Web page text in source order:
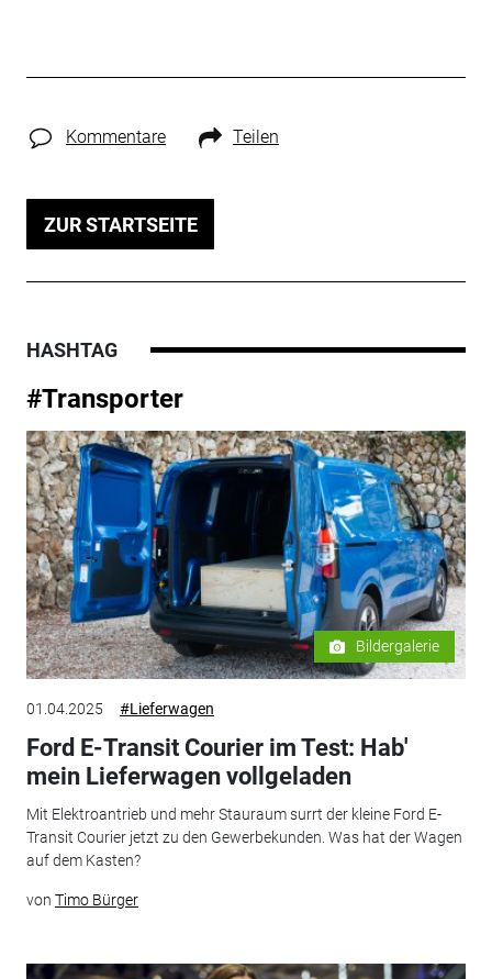
Kommentare Teilen
ZUR STARTSEITE
HASHTAG
#Transporter
Bildergalerie
01.04.2025 #Lieferwagen
Ford E-Transit Courier im Test: Hab'
mein Lieferwagen vollgeladen
Mit Elektroantrieb und mehr Stauraum surrt der kleine Ford E-
Transit Courier jetzt zu den Gewerbekunden. Was hat der Wagen
auf dem Kasten?
von Timo Bürger